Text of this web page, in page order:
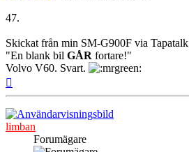
47.
Skickat från min SM-G900F via Tapatalk
"En blank bil GÅR fortare!"
Volvo V60. Svart.
limban
Forumägare